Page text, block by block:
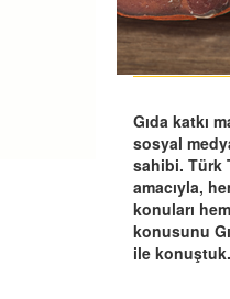
Gıda katkı
sosyal
sahibi. Türk
amacıyla,
konuları
konusunu
ile konuştuk.